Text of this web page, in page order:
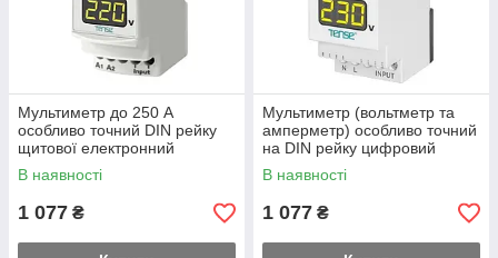
Мультиметр до 250 А
особливо точний DIN рейку
щитової електронний
В наявності
1 077 ₴
Мультиметр (вольтметр та
амперметр) особливо точний
на DIN рейку цифровий
В наявності
1 077 ₴